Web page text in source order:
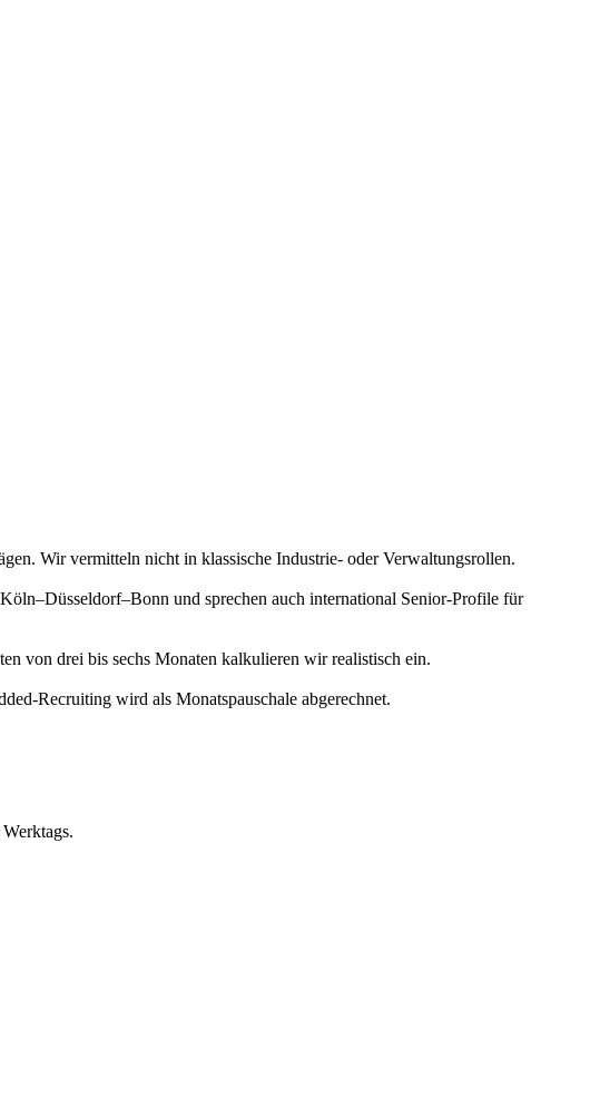
Wir vermitteln nicht in klassische Industrie- oder Verwaltungsrollen.
und sprechen auch international Senior-Profile für
von drei bis sechs Monaten kalkulieren wir realistisch ein.
Recruiting wird als Monatspauschale abgerechnet.